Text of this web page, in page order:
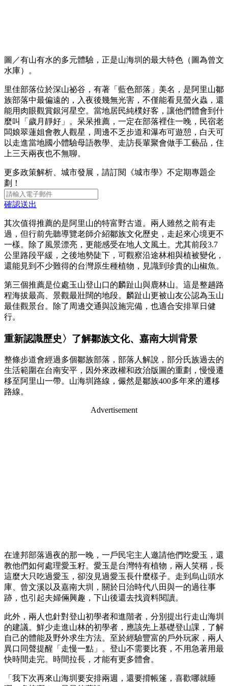
圖／有山有水的多元體驗，正是山海圳的最大特色（圖為曾文
水庫）。
里佳部落位於深山祕谷，有著「藍色部落」美名，是阿里山鄒
族部落中最偏遠的，入夜後幾無光害，不僅能看見螢火蟲，還
能用肉眼觀賞銀河星空。當地居民純樸好客，讓他們體會到什
麼叫「歲月靜好」。呆呆推薦，一定在部落裡住一晚，民宿老
闆娘翠蓮姐會教人觀星，周邊不乏步道和瀑布可遊憩，白天可
以走進當地國小體驗母語教學、走訪長輩聚會做手工藝品，住
上三天兩夜也不無聊。
更多政策解析、城市發展，請訂閱《城市學》不定期專題企
劃！
確認送出
其次值得推薦的是阿里山的特富野古道。兩人雖然之前有走
過，但行前先聽導覽老師介紹鄒族文化歷史，走起來心境更不
一樣。除了風景漂亮，更能感受在地人文風土。尤其前段3.7
公里路段平緩，之後地勢陡下，可觀察沿途林相與植被變化，
還能見到不少難得的台灣原生種植物，見識到珍貴的山椒魚。
第三個推薦是位處玉山登山口的麟趾山與鹿林山。這是整趟路
程海拔最高、景觀最壯闊的地段。麟趾山更被山友公認為玉山
最佳觀景台。除了周邊交通與設施完備，也適合安排單日健
行。
重新認識歷史〉了解鄒族文化、嘉南大圳背景
整條步道會經過多個鄒族部落，部落人解說，部分氏族過去的
生活範圍在台南安平，因外來政權和政治版圖的重劃，慢慢遷
移至阿里山一帶。山海圳路線，儼然是鄒族400多年來的遷移
路線。
Advertisement
在達邦部落過夜的那一晚，一戶民宅主人邀請他們吃愛玉，還
教他們如何處理愛玉籽。愛玉是台灣特有植物，兩人笑稱，長
這麼大只吃過愛玉，卻沒見過愛玉長什麼樣子。走到烏山頭水
庫、曾文溪以及嘉南大圳，關於日治時代八田與一的過往事
跡，也引起夫婦倆興趣，下山後還去找資料閱讀。
此外，兩人也針對登山初學者和進階者，分別提出行走山海圳
的建議。鮮少走進山林的初學者，應該先上基礎登山課，了解
自己的體能及野外求生方法。至於經驗豐富的戶外玩家，兩人
異口同聲提醒「走慢一點」。登山不需要比賽，不用急著用最
快時間走完。時間拉長，才能有更多體會。
「我下次再來山海圳要安排兩週，還要揹帳篷，喜歡哪就睡